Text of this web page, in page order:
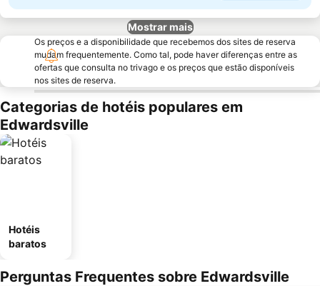
Mostrar mais
Os preços e a disponibilidade que recebemos dos sites de reserva
mudam frequentemente. Como tal, pode haver diferenças entre as
ofertas que consulta no trivago e os preços que estão disponíveis
nos sites de reserva.
Categorias de hotéis populares em
Edwardsville
Hotéis
baratos
Perguntas Frequentes sobre Edwardsville